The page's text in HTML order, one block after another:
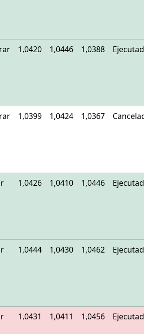
1,0420 1,0446 1,0388 Ejecutado
1,0399 1,0424 1,0367
1,0426 1,0410 1,0446 Ejecutado
1,0444 1,0430 1,0462 Ejecutado
1,0431 1,0411 1,0456 Ejecutado